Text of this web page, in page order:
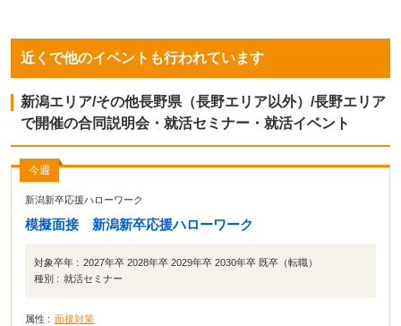
近くで他のイベントも行われています
新潟エリア/その他長野県（長野エリア以外）/長野エリア
で開催の合同説明会・就活セミナー・就活イベント
今週
新潟新卒応援ハローワーク
模擬面接 新潟新卒応援ハローワーク
対象卒年 : 2027年卒 2028年卒 2029年卒 2030年卒 既卒（転職）
種別 : 就活セミナー
属性 : 面接対策